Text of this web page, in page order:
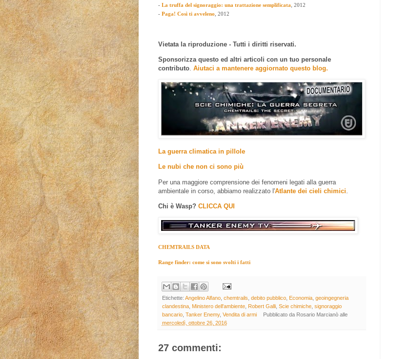
- La truffa del signoraggio: una trattazione semplificata , 2012
- Paga! Così ti avveleno , 2012
Vietata la riproduzione - Tutti i diritti riservati.
Sponsorizza questo ed altri articoli con un tuo personale
contributo. Aiutaci a mantenere aggiornato questo blog.
La guerra climatica in pillole
Le nubi che non ci sono più
Per una maggiore comprensione dei fenomeni legati alla guerra
ambientale in corso, abbiamo realizzato l'Atlante dei cieli chimici
Chi è Wasp? CLICCA QUI
CHEMTRAILS DATA
Range finder: come si sono svolti i fatti
Etichette: Angelino Alfano, chemtrails debito pubblico, Economia, geoingegneria
clandestina, Ministero dell'ambiente, Robert Galli, Scie chimiche, signoraggio
bancario, Tanker Enemy, Vendita di armi Pubblicato da Rosario Marcianò alle
mercoledì, ottobre 26, 2016
27 commenti: